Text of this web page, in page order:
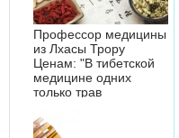
Профессор медицины
из Лхасы Трору
Ценам: "В тибетской
медицине одних
только трав